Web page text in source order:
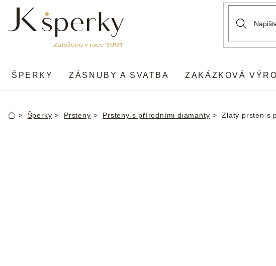
obsah
ŠPERKY ZÁSNUBY A SVATBA ZAKÁZKOVÁ
DomůŠperky Prsteny Prsteny s přírodními diamanty Zlatý prsten s